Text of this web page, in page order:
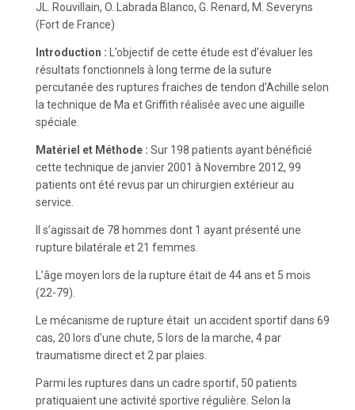
JL. Rouvillain, O. Labrada Blanco, G. Renard, M. Severyns
(Fort de France)
Introduction :
L’objectif de cette étude est d’évaluer les
résultats fonctionnels à long terme de la suture
percutanée des ruptures fraiches de tendon d’Achille selon
la technique de Ma et Griffith réalisée avec une aiguille
spéciale.
Matériel et Méthode : Sur 198 patients ayant bénéficié
cette technique de janvier 2001 à Novembre 2012, 99
patients ont été revus par un chirurgien extérieur au
service.
Il s’agissait de 78 hommes dont 1 ayant présenté une
rupture bilatérale et 21 femmes.
L’âge moyen lors de la rupture était de 44 ans et 5 mois
(22-79).
Le mécanisme de rupture était un accident sportif dans 69
cas, 20 lors d’une chute, 5 lors de la marche, 4 par
traumatisme direct et 2 par plaies.
Parmi les ruptures dans un cadre sportif, 50 patients
pratiquaient une activité sportive régulière. Selon la